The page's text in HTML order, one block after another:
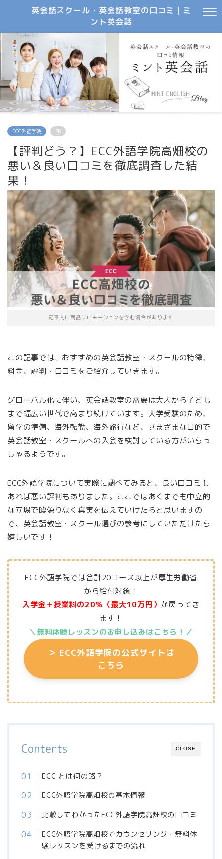
英会話スクール・英会話教室の口コミ｜ミ
ント英会話
ECC外語学院 PR
【評判どう？】ECC外語学院高畑校の
悪い＆良い口コミを徹底調査した結
果！
記事内に商品プロモーションを含む場合があります
この記事では、おすすめの英会話教室・スクールの特徴、
料金、評判・口コミをご紹介していきます。
グローバル化に伴い、英会話教室の需要は大人から子ども
まで幅広い世代で高まり続けています。大学受験のため、
留学の準備、海外転勤、海外旅行など、さまざまな目的で
英会話教室・スクールへの入会を検討している方がいらっ
しゃるようです。
ECC外語学院について実際に調べてみると、良い口コミも
あれば悪い評判もありました。ここではあくまでも中立的
な立場で嘘偽りなく真実を伝えていけたらと思いますの
で、英会話教室・スクール選びの参考にしていただけたら
嬉しいです！
ECC外語学院では合計20コース以上が厚生労働省
から給付対象！
入学金＋授業料の20％（最大10万円） が戻ってき
ます！
＼無料体験レッスンのお申し込みはこちら ！／
＞ ECC外語学院の公式サイトは
こちら
CLOSE
Contents
ECC とは何の略？
ECC外語学院高畑校の基本情報
比較してわかったECC外語学院高畑校の口コミ
ECC外語学院高畑校でカウンセリング・無料体
験レッスンを受けるまでの流れ